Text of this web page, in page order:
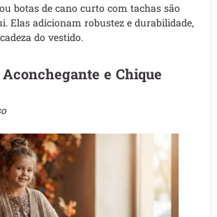
botas de cano curto com tachas são
Elas adicionam robustez e durabilidade,
do vestido.
e Chique